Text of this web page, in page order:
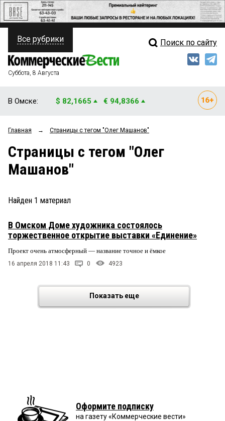
ПОЛИТИКА
ФИНАНСЫ
ОБЩЕСТВО
ЗАКОН
ПРОИСШЕСТВИЯ
СТИЛЬ ЖИЗНИ
Свежий выпуск
Мнения
Рейтинги
Все рубрики Поиск по сайту
Суббота, 8 Августа
В Омске: $ 82,1665 € 94,8366
Главная → Страницы c тегом "Олег Машанов"
Страницы c тегом "Олег
Машанов"
Найден 1 материал
В Омском Доме художника состоялось
торжественное открытие выставки «Единение»
Проект очень атмосферный — название точное и ёмкое
16 апреля 2018 11:43 0 4923
Показать еще
Оформите подписку
на газету «Коммерческие вести»